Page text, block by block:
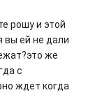
рошу и этой
вы ей не дали
же
с
ждет когда